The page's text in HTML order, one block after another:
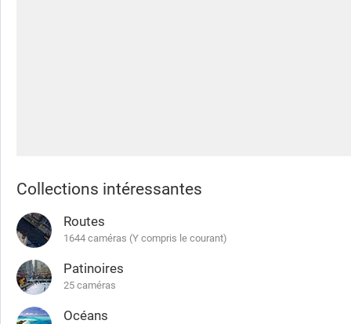
Collections intéressantes
Routes
1644 caméras (Y compris le courant)
Patinoires
25 caméras
Océans